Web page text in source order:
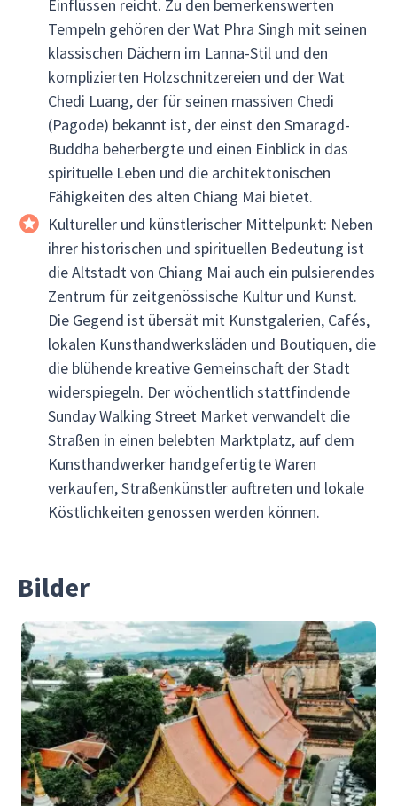
Einflüssen reicht. Zu den bemerkenswerten
Tempeln gehören der Wat Phra Singh mit seinen
klassischen Dächern im Lanna-Stil und den
komplizierten Holzschnitzereien und der Wat
Chedi Luang, der für seinen massiven Chedi
(Pagode) bekannt ist, der einst den Smaragd-
Buddha beherbergte und einen Einblick in das
spirituelle Leben und die architektonischen
Fähigkeiten des alten Chiang Mai bietet.
Kultureller und künstlerischer Mittelpunkt: Neben
ihrer historischen und spirituellen Bedeutung ist
die Altstadt von Chiang Mai auch ein pulsierendes
Zentrum für zeitgenössische Kultur und Kunst.
Die Gegend ist übersät mit Kunstgalerien, Cafés,
lokalen Kunsthandwerksläden und Boutiquen, die
die blühende kreative Gemeinschaft der Stadt
widerspiegeln. Der wöchentlich stattfindende
Sunday Walking Street Market verwandelt die
Straßen in einen belebten Marktplatz, auf dem
Kunsthandwerker handgefertigte Waren
verkaufen, Straßenkünstler auftreten und lokale
Köstlichkeiten genossen werden können.
Bilder